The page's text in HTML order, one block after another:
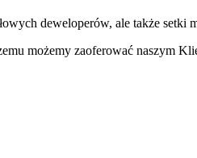
deweloperów, ale także setki
możemy zaoferować naszym